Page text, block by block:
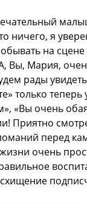
ничего, я
на сцене
Вы, Мария,
рады
только
«Вы очень
Приятно
перед
очень